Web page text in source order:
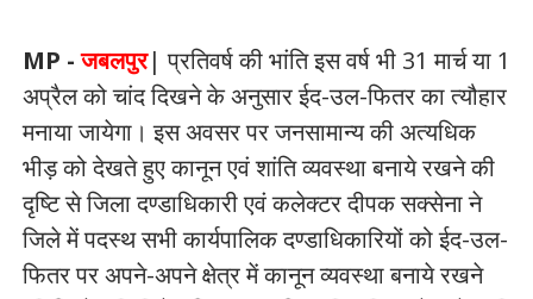
MP -जबलपुर| प्रतिवर्ष की भांति इस वर्ष भी 31 मार्च या 1
अप्रैल को चांद दिखने के अनुसार ईद-उल-फितर का त्यौहार
मनाया जायेगा। इस अवसर पर जनसामान्य की अत्यधिक
भीड़ को देखते हुए कानून एवं शांति व्यवस्था बनाये रखने की
दृष्टि से जिला दण्डाधिकारी एवं कलेक्टर दीपक सक्सेना ने
जिले में पदस्थ सभी कार्यपालिक दण्डाधिकारियों को ईद-उल-
फितर पर अपने-अपने क्षेत्र में कानून व्यवस्था बनाये रखने